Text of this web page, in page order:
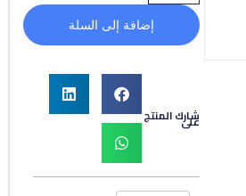
إضافة إلى السلة
شارك المنتج
على